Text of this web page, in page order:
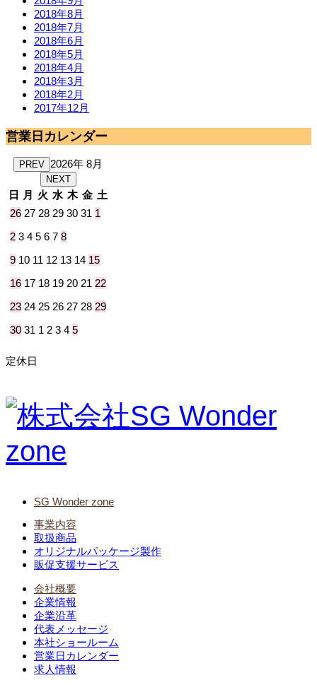
2018年8月
2018年7月
2018年6月
2018年5月
2018年4月
2018年3月
2018年2月
2017年12月
営業日カレンダー
PREV 2026年 8月
NEXT
日 月 火 水 木 金 土
26 27 28 29 30 31 1
2 3 4 5 6 7 8
9 10 11 12 13 14 15
16 17 18 19 20 21 22
23 24 25 26 27 28 29
30 31 1 2 3 4 5
定休日
SG Wonder zone
事業内容
取扱商品
オリジナルパッケージ製作
販促支援サービス
会社概要
企業情報
企業沿革
代表メッセージ
本社ショールーム
営業日カレンダー
求人情報